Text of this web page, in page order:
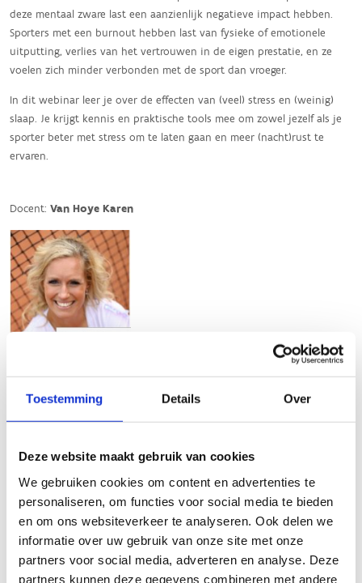
Toestemming Details Over
Deze website maakt gebruik van cookies
We gebruiken cookies om content en advertenties te
personaliseren, om functies voor social media te bieden
en om ons websiteverkeer te analyseren. Ook delen we
informatie over uw gebruik van onze site met onze
partners voor social media, adverteren en analyse. Deze
partners kunnen deze gegevens combineren met andere